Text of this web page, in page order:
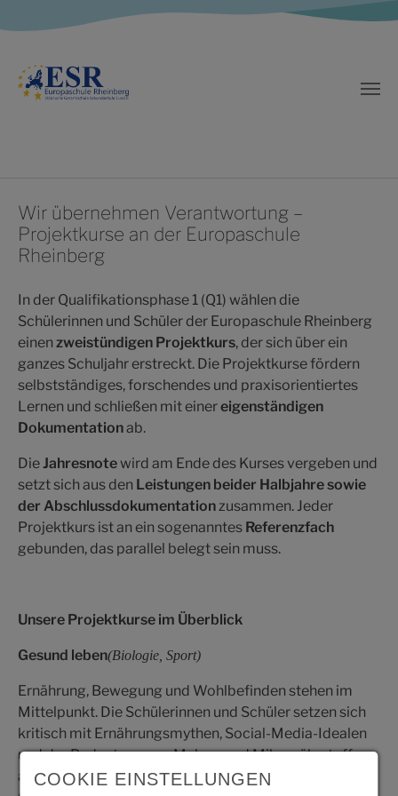
Zum Hauptinhalt springen
Wir übernehmen Verantwortung –
Projektkurse an der Europaschule
Rheinberg
In der Qualifikationsphase 1 (Q1) wählen die
Schülerinnen und Schüler der Europaschule Rheinberg
einen zweistündigen Projektkurs, der sich über ein
ganzes Schuljahr erstreckt. Die Projektkurse fördern
selbstständiges, forschendes und praxisorientiertes
Lernen und schließen mit einereigenständigen
Dokumentationab.
DieJahresnotewird am Ende des Kurses vergeben und
setzt sich aus den Leistungen beider Halbjahre sowie
der Abschlussdokumentationzusammen. Jeder
Projektkurs ist an ein sogenanntes Referenzfach
gebunden, das parallel belegt sein muss.
Unsere Projektkurse im Überblick
Gesund leben(Biologie, Sport)
Ernährung, Bewegung und Wohlbefinden stehen im
Mittelpunkt. Die Schülerinnen und Schüler setzen sich
kritisch mit Ernährungsmythen, Social-Media-Idealen
und der Bedeutung von Makro- und Mikronährstoffen
auseinander. Ziel ist es, Verantwortung für die eigene
COOKIE EINSTELLUNGEN